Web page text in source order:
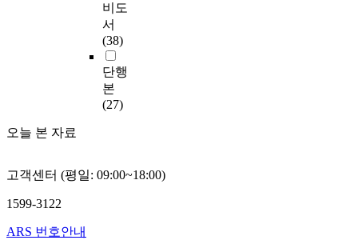
비도
서
(38)
단행
본
(27)
오늘 본 자료
고객센터 (평일: 09:00~18:00)
1599-3122
ARS 번호안내